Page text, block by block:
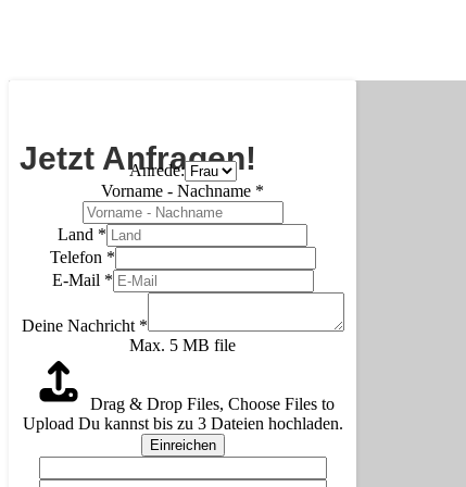
Jetzt Anfragen!
Anrede:
Vorname - Nachname *
Land *
Telefon *
E-Mail *
Deine Nachricht *
Max. 5 MB file
Drag & Drop Files, Choose Files to
Upload Du kannst bis zu 3 Dateien hochladen.
Einreichen